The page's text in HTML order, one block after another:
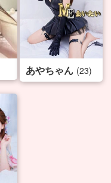
あやちゃん (23)